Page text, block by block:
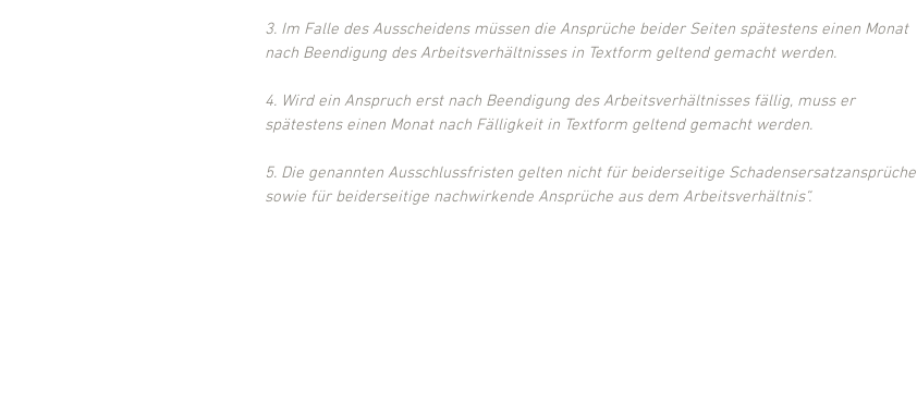
3. Im Falle des Ausscheidens müssen die Ansprüche beider Seiten spätestens einen Monat
nach Beendigung des Arbeitsverhältnisses in Textform geltend gemacht werden.
4. Wird ein Anspruch erst nach Beendigung des Arbeitsverhältnisses fällig, muss er
spätestens einen Monat nach Fälligkeit in Textform geltend gemacht werden.
5. Die genannten Ausschlussfristen gelten nicht für beiderseitige Schadensersatzansprüche
sowie für beiderseitige nachwirkende Ansprüche aus dem Arbeitsverhältnis“.